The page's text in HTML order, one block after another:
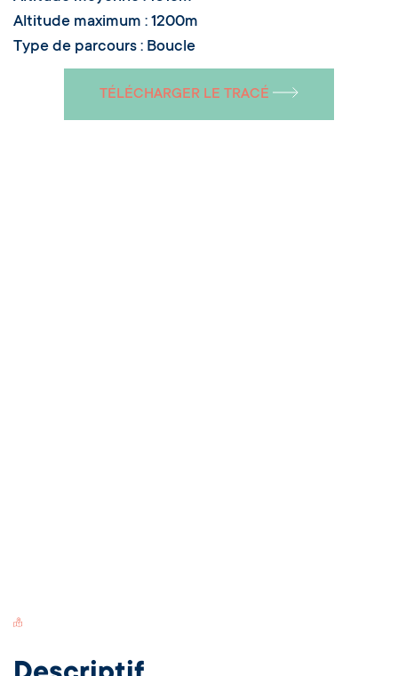
Altitude maximum : 1200m
Type de parcours : Boucle
TÉLÉCHARGER LE TRACÉ
Switch Carte/Photos